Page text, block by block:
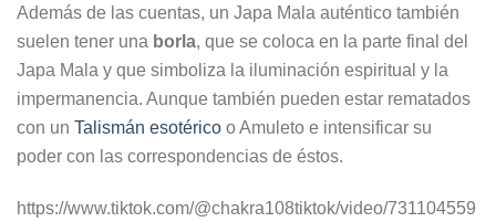
Además de las cuentas, un Japa Mala auténtico también
suelen tener una borla, que se coloca en la parte final del
Japa Mala y que simboliza la iluminación espiritual y la
impermanencia. Aunque también pueden estar rematados
con un Talismán esotérico o Amuleto e intensificar su
poder con las correspondencias de éstos.
https://www.tiktok.com/@chakra108tiktok/video/731104559